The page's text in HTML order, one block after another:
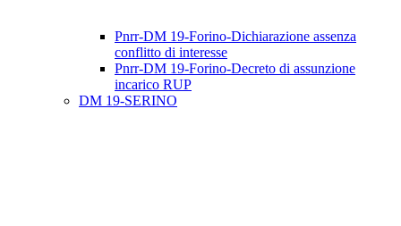
Pnrr-DM 19-Forino-Dichiarazione assenza
conflitto di interesse
Pnrr-DM 19-Forino-Decreto di assunzione
incarico RUP
DM 19-SERINO